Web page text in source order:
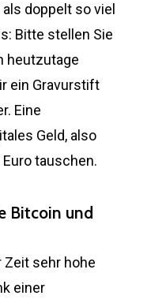
doppelt so viel
Bitte stellen Sie
heutzutage
ein Gravurstift
Eine
Geld, also
tauschen.
Bitcoin und
Zeit sehr hohe
einer